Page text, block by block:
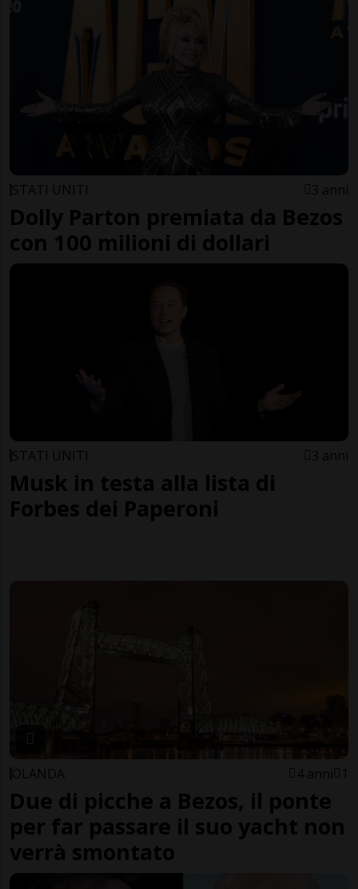
STATI UNITI 3 anni
Dolly Parton premiata da Bezos
con 100 milioni di dollari
STATI UNITI 3 anni
Musk in testa alla lista di
Forbes dei Paperoni
OLANDA 4 anni 1
Due di picche a Bezos, il ponte
per far passare il suo yacht non
verrà smontato